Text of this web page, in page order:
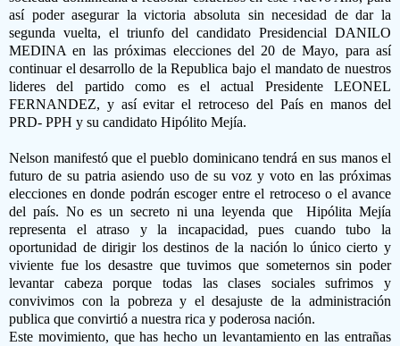
así poder asegurar la victoria absoluta sin necesidad de dar la
segunda vuelta, el triunfo del candidato Presidencial DANILO
MEDINA en las próximas elecciones del 20 de Mayo, para así
continuar el desarrollo de la Republica bajo el mandato de nuestros
lideres del partido como es el actual Presidente LEONEL
FERNANDEZ, y así evitar el retroceso del País en manos del
PRD- PPH y su candidato Hipólito Mejía.
Nelson manifestó que el pueblo dominicano tendrá en sus manos el
futuro de su patria asiendo uso de su voz y voto en las próximas
elecciones en donde podrán escoger entre el retroceso o el avance
del país. No es un secreto ni una leyenda que
Hipólita Mejía
representa el atraso y la incapacidad, pues cuando tubo la
oportunidad de dirigir los destinos de la nación lo único cierto y
viviente fue los desastre que tuvimos que someternos sin poder
levantar cabeza porque todas las clases sociales sufrimos y
convivimos con la pobreza y el desajuste de la administración
publica que convirtió a nuestra rica y poderosa nación.
Este movimiento, que has hecho un levantamiento en las entrañas